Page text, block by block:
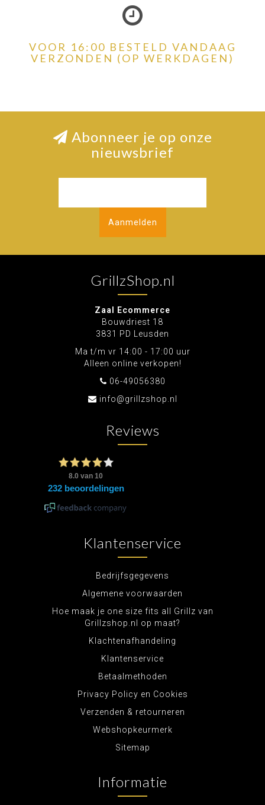
VOOR 16:00 BESTELD VANDAAG
VERZONDEN (OP WERKDAGEN)
Abonneer je op onze
nieuwsbrief
Aanmelden
GrillzShop.nl
Zaal Ecommerce
Bouwdriest 18
3831 PD Leusden
Ma t/m vr 14:00 - 17:00 uur
Alleen online verkopen!
06-49056380
info@grillzshop.nl
Reviews
Klantenservice
Bedrijfsgegevens
Algemene voorwaarden
Hoe maak je one size fits all Grillz van
Grillzshop.nl op maat?
Klachtenafhandeling
Klantenservice
Betaalmethoden
Privacy Policy en Cookies
Verzenden & retourneren
Webshopkeurmerk
Sitemap
Informatie